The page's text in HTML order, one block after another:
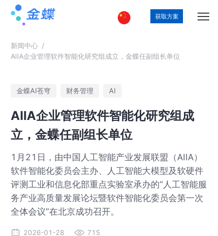
获取方案
新闻中心 /
AIIA企业管理软件智能化研究组成立，金蝶任副组长单位
金蝶AI苍穹 财务管理 AI
AIIA企业管理软件智能化研究组成
立，金蝶任副组长单位
1月21日，由中国人工智能产业发展联盟（AIIA）
软件智能化委员会主办、人工智能大模型及软硬件
评测工业和信息化部重点实验室承办的“人工智能服
务产业高质量发展论坛暨软件智能化委员会第一次
全体会议”在北京成功召开。
2026-01-28 715